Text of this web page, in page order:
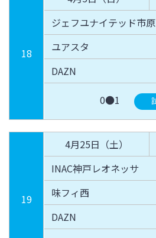
18
ジェフユナイテッド市
ユアスタ
DAZN
0●1
19
4月25日（土）
INAC神戸レオネッサ
味フィ西
DAZN